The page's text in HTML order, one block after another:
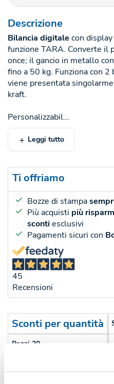
Descrizione
Bilancia digitale con
funzione TARA. Converte il
once; il gancio in metallo
fino a 50 kg. Funziona con
viene presentata
kraft.
Personalizzabil...
Leggi tutto
Ti offriamo
Bozze di stampa
Più acquisti più
scontiesclusivi
Pagamenti sicuri con
45
Recensioni
Sconti per quantità
Pezzi 20